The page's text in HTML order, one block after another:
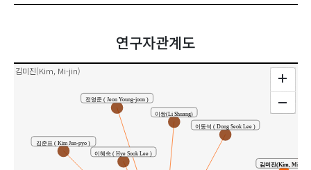
연구자관계도
김미진(Kim, Mi-jin)
김준표 ( Kim Jun-pyo )
이동석 ( Dong Seok Lee )
이쌍(Li Shuang)
이혜숙 ( Hye Sook Lee )
전영준 ( Jeon Young-joon )
김미진(Kim, Mi-jin)